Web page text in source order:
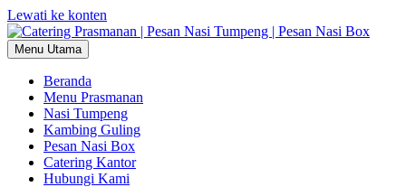
Lewati ke konten
Menu Utama
Beranda
Menu Prasmanan
Nasi Tumpeng
Kambing Guling
Pesan Nasi Box
Catering Kantor
Hubungi Kami